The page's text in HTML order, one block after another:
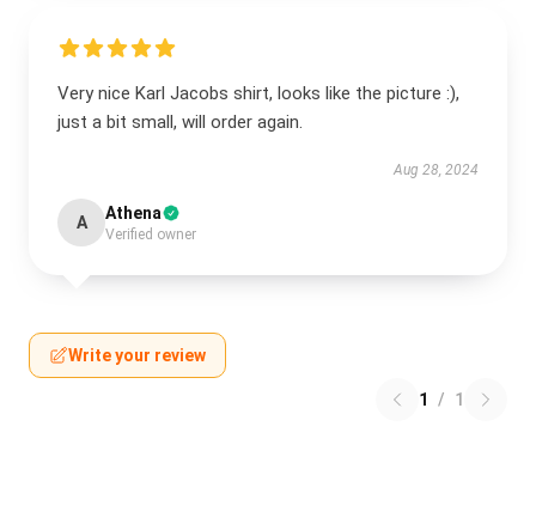
Very nice Karl Jacobs shirt, looks like the picture :),
just a bit small, will order again.
Aug 28, 2024
A Athena
Verified owner
Write your review
1 / 1